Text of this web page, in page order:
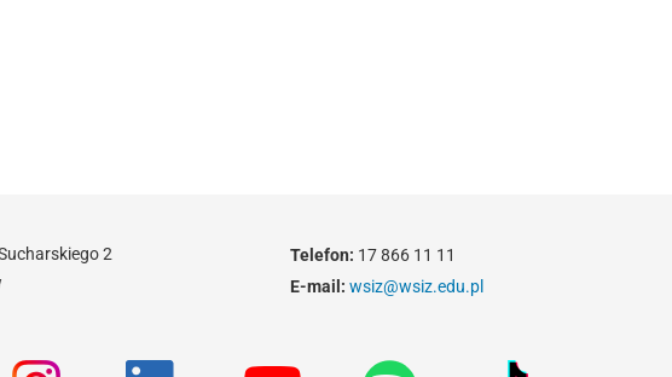
2
Telefon: 17 866 11 11
E-mail: wsiz@wsiz.edu.pl